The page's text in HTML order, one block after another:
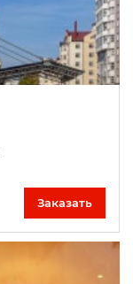
Заказать